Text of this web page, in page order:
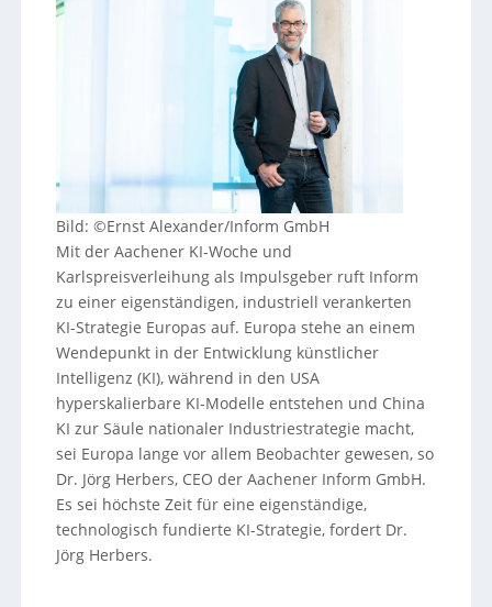
Bild: ©Ernst Alexander/Inform GmbH
Mit der Aachener KI-Woche und
Karlspreisverleihung als Impulsgeber ruft Inform
zu einer eigenständigen, industriell verankerten
KI-Strategie Europas auf. Europa stehe an einem
Wendepunkt in der Entwicklung künstlicher
Intelligenz (KI), während in den USA
hyperskalierbare KI-Modelle entstehen und China
KI zur Säule nationaler Industriestrategie macht,
sei Europa lange vor allem Beobachter gewesen, so
Dr. Jörg Herbers, CEO der Aachener Inform GmbH.
Es sei höchste Zeit für eine eigenständige,
technologisch fundierte KI-Strategie, fordert Dr.
Jörg Herbers.